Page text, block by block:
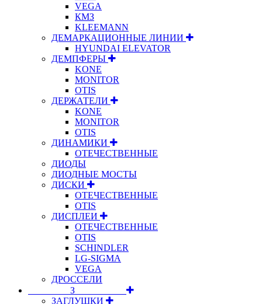
VEGA
КМЗ
KLEEMANN
ДЕМАРКАЦИОННЫЕ ЛИНИИ
HYUNDAI ELEVATOR
ДЕМПФЕРЫ
KONE
MONITOR
OTIS
ДЕРЖАТЕЛИ
KONE
MONITOR
OTIS
ДИНАМИКИ
ОТЕЧЕСТВЕННЫЕ
ДИОДЫ
ДИОДНЫЕ МОСТЫ
ДИСКИ
ОТЕЧЕСТВЕННЫЕ
OTIS
ДИСПЛЕИ
ОТЕЧЕСТВЕННЫЕ
OTIS
SCHINDLER
LG-SIGMA
VEGA
ДРОССЕЛИ
⠀⠀⠀⠀⠀⠀З⠀⠀⠀⠀⠀⠀⠀
ЗАГЛУШКИ